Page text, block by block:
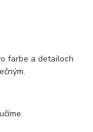
farbe a detailoch